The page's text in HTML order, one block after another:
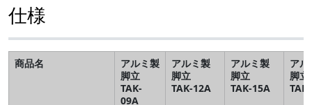
仕様
商品名
アルミ製
脚立
TAK-
09A
アルミ製
脚立
TAK-12A
アルミ製
脚立
TAK-15A
アル
脚立